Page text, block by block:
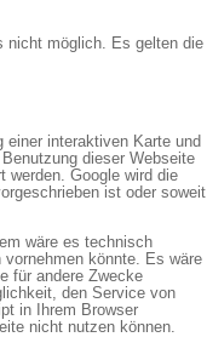
nicht möglich. Es gelten die
einer interaktiven Karte und
dieser Webseite
werden. Google wird die
ist oder soweit
wäre es technisch
könnte. Es wäre
für andere Zwecke
den Service von
in Ihrem Browser
nicht nutzen können.